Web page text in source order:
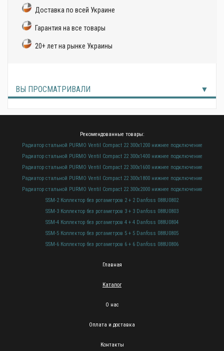
Доставка по всей Украине
Гарантия на все товары
20+ лет на рынке Украины
ВЫ ПРОСМАТРИВАЛИ
Рекомендованные товары:
Радиатор стальной PURMO Ventil Compact 22 300х1200 нижнее подключение
Радиатор стальной PURMO Ventil Compact 22 300х1400 нижнее подключение
Радиатор стальной PURMO Ventil Compact 22 300х1600 нижнее подключение
Радиатор стальной PURMO Ventil Compact 22 300х1800 нижнее подключение
Радиатор стальной PURMO Ventil Compact 22 300х2000 нижнее подключение
SSM-2 Коллектор без ротаметров 2 + 2 Danfoss 088U0802
SSM-3 Коллектор без ротаметров 3 + 3 Danfoss 088U0803
SSM-4 Коллектор без ротаметров 4 + 4 Danfoss 088U0804
SSM-5 Коллектор без ротаметров 5 + 5 Danfoss 088U0805
SSM-6 Коллектор без ротаметров 6 + 6 Danfoss 088U0806
Главная
Каталог
О нас
Оплата и доставка
Контакты